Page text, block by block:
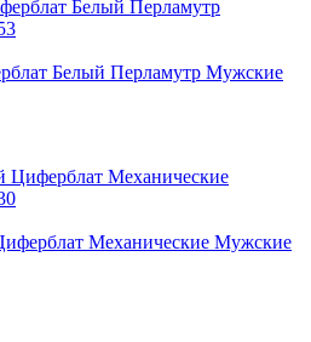
Белый Перламутр Мужские
Механические Мужские